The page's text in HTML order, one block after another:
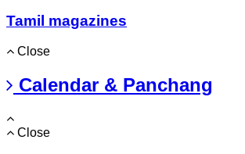
Tamil magazines
Close
Calendar & Panchang
Close